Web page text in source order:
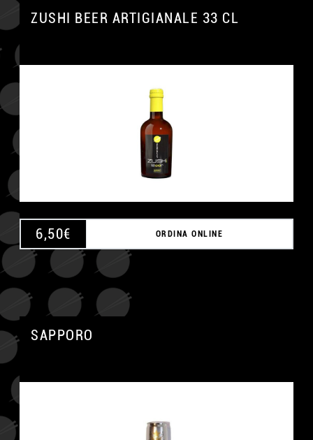
ZUSHI BEER ARTIGIANALE 33 CL
6,50€ ORDINA ONLINE
SAPPORO